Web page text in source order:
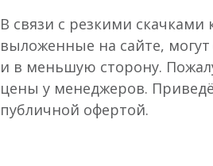
В связи с резкими
выложенные на сайте,
и в меньшую сторону.
цены у менеджеров.
публичной офертой.